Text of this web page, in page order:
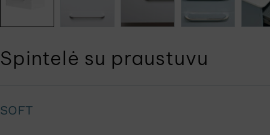
Spintelė su praustuvu
SOFT